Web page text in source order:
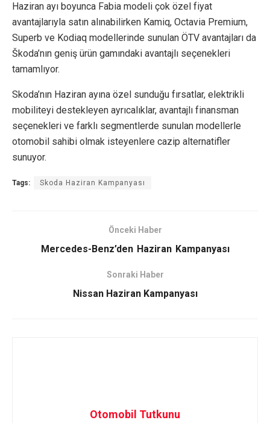
Haziran ayı boyunca Fabia modeli çok özel fiyat
avantajlarıyla satın alınabilirken Kamiq, Octavia Premium,
Superb ve Kodiaq modellerinde sunulan ÖTV avantajları da
Škoda’nın geniş ürün gamındaki avantajlı seçenekleri
tamamlıyor.
Skoda’nın Haziran ayına özel sunduğu fırsatlar, elektrikli
mobiliteyi destekleyen ayrıcalıklar, avantajlı finansman
seçenekleri ve farklı segmentlerde sunulan modellerle
otomobil sahibi olmak isteyenlere cazip alternatifler
sunuyor.
Tags: Skoda Haziran Kampanyası
Önceki Haber
Mercedes-Benz’den Haziran Kampanyası
Sonraki Haber
Nissan Haziran Kampanyası
Otomobil Tutkunu